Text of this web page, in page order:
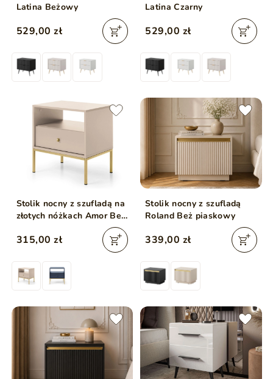
Latina Beżowy
529,00 zł
Latina Czarny
529,00 zł
Stolik nocny z szufladą na
złotych nóżkach Amor Beż
315,00 zł
Stolik nocny z szufladą
Roland Beż piaskowy
339,00 zł